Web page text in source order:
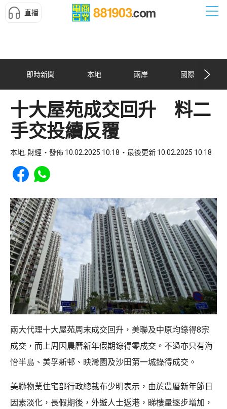
直播
即時新聞 本地 兩岸 國際
十大屋苑成交回升 料二
手交投續反覆
本地, 財經 發佈 10.02.2025 10:18 最後更新 10.02.2025 10:18
Share to Facebook
Share to WhatsApp
兩大代理十大屋苑周末成交回升，美聯及中原均錄得8宗
成交，而上周因農曆新年假期錄得零成交。不過亦只有海
怡半島、美孚新邨、映灣園及沙田第一城錄得成交。
美聯物業住宅部行政總裁布少明表示，由於農曆新年節日
因素淡化，長假期後，外遊人士返港，睇樓量逐步增加，